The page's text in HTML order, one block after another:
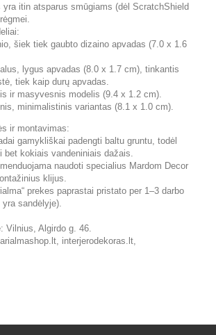
yra itin atsparus smūgiams (dėl ScratchShield
šiek tiek gaubto dizaino apvadas (7.0 x 1.6
lygus apvadas (8.0 x 1.7 cm), tinkantis
tiek kaip durų apvadas.
ir masyvesnis modelis (9.4 x 1.2 cm).
minimalistinis variantas (8.1 x 1.0 cm).
ir montavimas:
gamykliškai padengti baltu gruntu, todėl
bet kokiais vandeniniais dažais.
naudoti specialius Mardom Decor
klijus.
prekes paprastai pristato per 1–3 darbo
sandėlyje).
Vilnius, Algirdo g. 46.
interjerodekoras.lt,